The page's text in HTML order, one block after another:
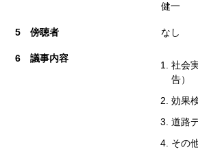
健一
5 傍聴者 なし
6 議事内容
社会
告）
効果
道路
その